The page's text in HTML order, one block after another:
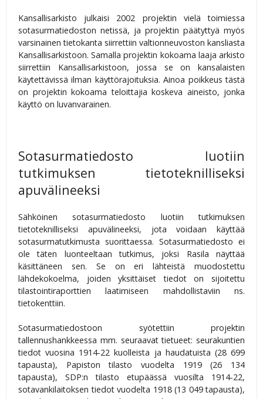
Kansallisarkisto julkaisi 2002 projektin vielä toimiessa
sotasurmatiedoston netissä, ja projektin päätyttyä myös
varsinainen tietokanta siirrettiin valtionneuvoston kansliasta
Kansallisarkistoon. Samalla projektin kokoama laaja arkisto
siirrettiin Kansallisarkistoon, jossa se on kansalaisten
käytettävissä ilman käyttörajoituksia. Ainoa poikkeus tästä
on projektin kokoama teloittajia koskeva aineisto, jonka
käyttö on luvanvarainen.
Sotasurmatiedosto luotiin
tutkimuksen tietoteknilliseksi
apuvälineeksi
Sähköinen sotasurmatiedosto luotiin tutkimuksen
tietoteknilliseksi apuvälineeksi, jota voidaan käyttää
sotasurmatutkimusta suorittaessa. Sotasurmatiedosto ei
ole täten luonteeltaan tutkimus, joksi Rasila näyttää
käsittäneen sen. Se on eri lähteistä muodostettu
lähdekokoelma, joiden yksittäiset tiedot on sijoitettu
tilastointiraporttien laatimiseen mahdollistaviin ns.
tietokenttiin.
Sotasurmatiedostoon syötettiin projektin
tallennushankkeessa mm. seuraavat tietueet: seurakuntien
tiedot vuosina 1914-22 kuolleista ja haudatuista (28 699
tapausta), Papiston tilasto vuodelta 1919 (26 134
tapausta), SDP:n tilasto etupäässä vuosilta 1914-22,
sotavankilaitoksen tiedot vuodelta 1918 (13 049 tapausta),